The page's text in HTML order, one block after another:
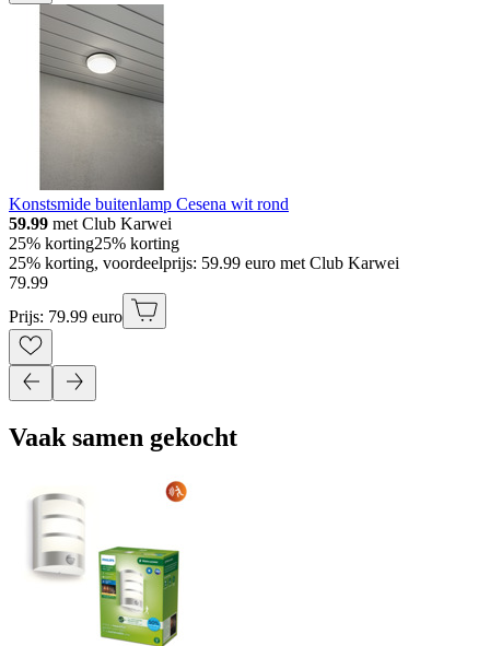
Konstsmide buitenlamp Cesena wit rond
59.99 met Club Karwei
25% korting25% korting
25% korting, voordeelprijs: 59.99 euro met Club Karwei
79.99
Prijs: 79.99 euro
Vaak samen gekocht